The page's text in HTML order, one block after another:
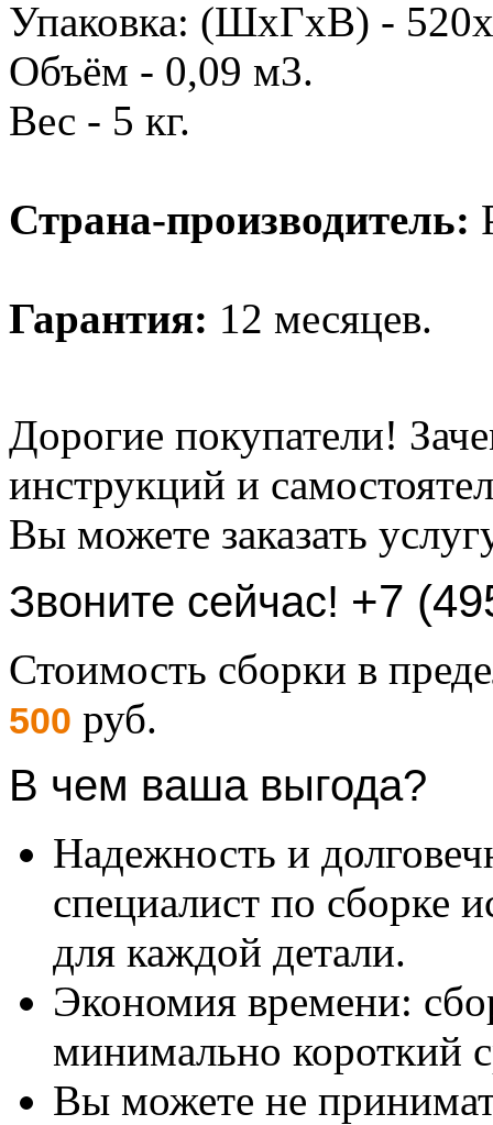
Упаковка: (ШхГхВ) -
Объём - 0,09 м3.
Вес - 5 кг.
Страна-производитель:
Гарантия: 12 месяцев.
Дорогие покупатели!
инструкций и
Вы можете заказать
Звоните сейчас! +7
Стоимость сборки в
500 руб.
В чем ваша выгода?
Надежность и
специалист по сборке
для каждой детали.
Экономия времени:
минимально короткий
Вы можете не